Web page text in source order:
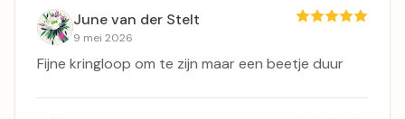
June van der Stelt
9 mei 2026
Fijne kringloop om te zijn maar een beetje duur